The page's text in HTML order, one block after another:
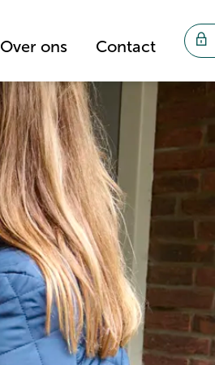
Over ons Contact